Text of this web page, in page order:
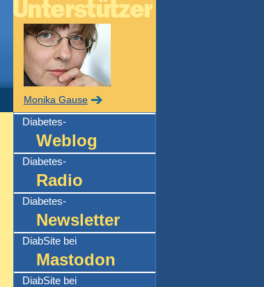
Monika Gause
Diabetes-
Weblog
Diabetes-
Radio
Diabetes-
Newsletter
DiabSite bei
Mastodon
DiabSite bei